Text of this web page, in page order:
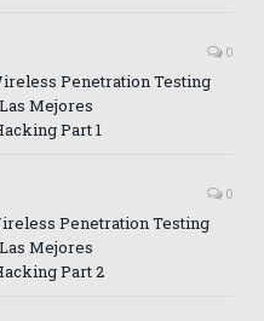
0
Penetration Testing
Mejores
Part 1
0
Penetration Testing
Mejores
Part 2